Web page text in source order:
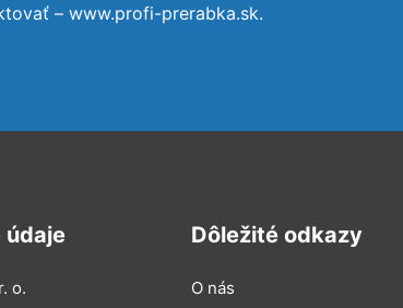
– www.profi-prerabka.sk.
údaje
o.
Dôležité odkazy
O nás